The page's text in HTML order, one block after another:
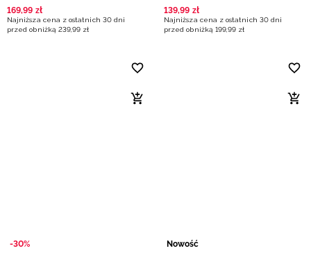
damski - khaki
169,99 zł
Najniższa cena z ostatnich 30 dni
przed obniżką 239,99 zł
139,99 zł
Najniższa cena z ostatnich 30 dni
przed obniżką 199,99 zł
-30% Nowość